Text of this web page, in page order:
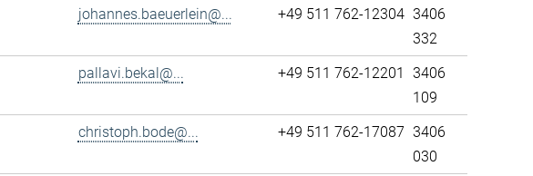
johannes.baeuerlein@... +49 511 762-12304 3406
332
pallavi.bekal@... +49 511 762-12201
3406
109
christoph.bode@... +49 511 762-17087 3406
030